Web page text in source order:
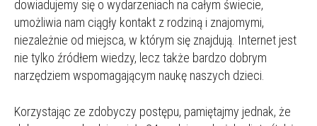
dowiadujemy się o wydarzeniach na całym świecie,
umożliwia nam ciągły kontakt z rodziną i znajomymi,
niezależnie od miejsca, w którym się znajdują. Internet jest
nie tylko źródłem wiedzy, lecz także bardzo dobrym
narzędziem wspomagającym naukę naszych dzieci.
Korzystając ze zdobyczy postępu, pamiętajmy jednak, że